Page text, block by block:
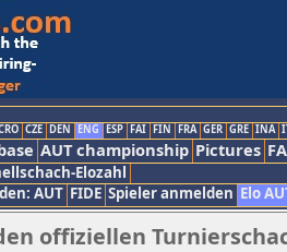
CZE DEN ENG ESP FAI FIN FRA GER GRE INA
AUT championship Pictures
Elozahl
AUT FIDE Spieler anmelden Elo
offiziellen